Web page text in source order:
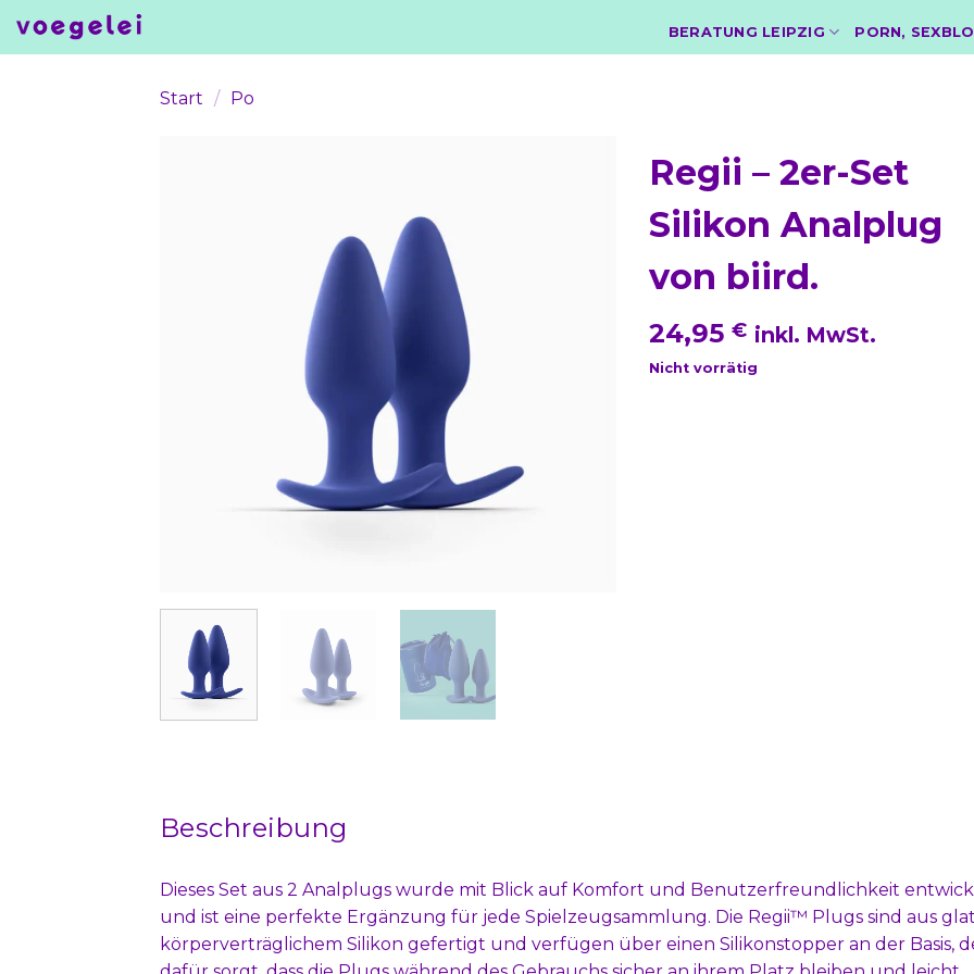
BERATUNG LEIPZIG PORN,
Start / Po
Regii – 2er-Set
Silikon Analplug
von biird.
24,95 € inkl. MwSt.
Nicht vorrätig
Beschreibung
Dieses Set aus 2 Analplugs wurde mit Blick auf Komfort und Benutzerfreundlichkeit
und ist eine perfekte Ergänzung für jede Spielzeugsammlung. Die Regii™ Plugs sind aus
körperverträglichem Silikon gefertigt und verfügen über einen Silikonstopper an der Basis,